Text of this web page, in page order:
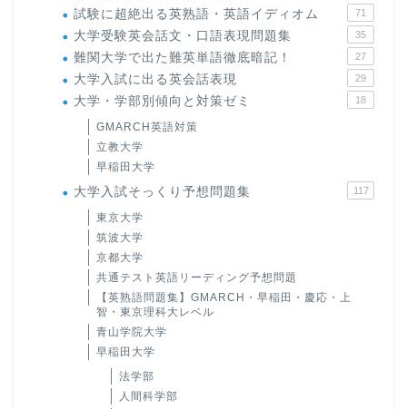
試験に超絶出る英熟語・英語イディオム 71
大学受験英会話文・口語表現問題集 35
難関大学で出た難英単語徹底暗記！ 27
大学入試に出る英会話表現 29
大学・学部別傾向と対策ゼミ 18
GMARCH英語対策
立教大学
早稲田大学
大学入試そっくり予想問題集 117
東京大学
筑波大学
京都大学
共通テスト英語リーディング予想問題
【英熟語問題集】GMARCH・早稲田・慶応・上
智・東京理科大レベル
青山学院大学
早稲田大学
法学部
人間科学部